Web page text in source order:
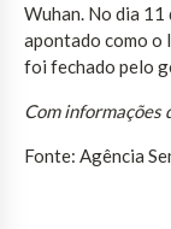
Wuhan. No dia
apontado como o
foi fechado pelo
Com informações
Fonte: Agência